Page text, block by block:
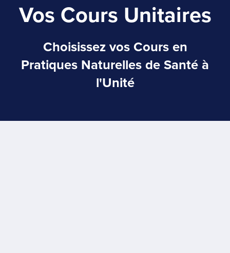
Vos Cours Unitaires
Choisissez vos Cours en
Pratiques Naturelles de Santé à
l'Unité